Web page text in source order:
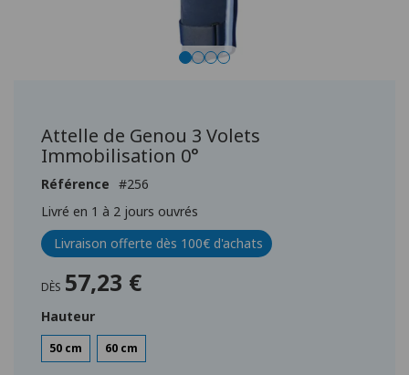
Galerie
Attelle de Genou 3 Volets
Immobilisation 0°
Référence
256
Livré en 1 à 2 jours ouvrés
Livraison offerte dès 100€ d'achats
DÈS 57,23 €
Hauteur
50 cm 60 cm